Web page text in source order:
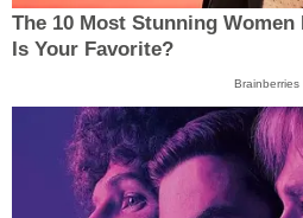
The 10 Most Stunning
Is Your Favorite?
Brainberries